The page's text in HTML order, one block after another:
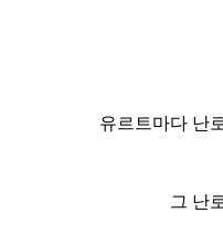
유르트마다 난
그 난